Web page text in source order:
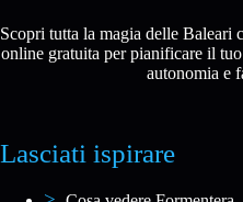
Scopri tutta la magia delle Baleari
online gratuita per pianificare il
autonomia e
Lasciati ispirare